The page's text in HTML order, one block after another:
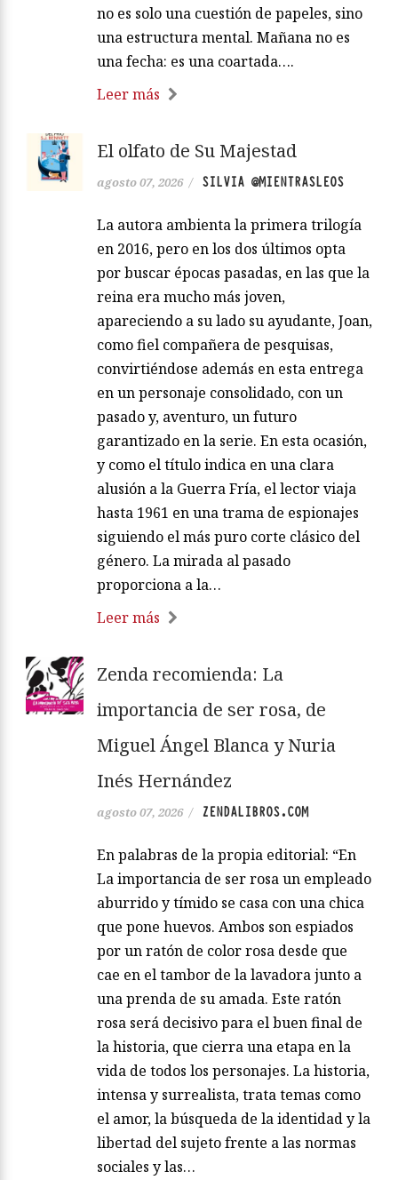
no es solo una cuestión de papeles, sino
una estructura mental. Mañana no es
una fecha: es una coartada….
Leer más
El olfato de Su Majestad
agosto 07, 2026 / SILVIA @MIENTRASLEOS
La autora ambienta la primera trilogía
en 2016, pero en los dos últimos opta
por buscar épocas pasadas, en las que la
reina era mucho más joven,
apareciendo a su lado su ayudante, Joan,
como fiel compañera de pesquisas,
convirtiéndose además en esta entrega
en un personaje consolidado, con un
pasado y, aventuro, un futuro
garantizado en la serie. En esta ocasión,
y como el título indica en una clara
alusión a la Guerra Fría, el lector viaja
hasta 1961 en una trama de espionajes
siguiendo el más puro corte clásico del
género. La mirada al pasado
proporciona a la…
Leer más
Zenda recomienda: La
importancia de ser rosa, de
Miguel Ángel Blanca y Nuria
Inés Hernández
agosto 07, 2026 / ZENDALIBROS.COM
En palabras de la propia editorial: “En
La importancia de ser rosa un empleado
aburrido y tímido se casa con una chica
que pone huevos. Ambos son espiados
por un ratón de color rosa desde que
cae en el tambor de la lavadora junto a
una prenda de su amada. Este ratón
rosa será decisivo para el buen final de
la historia, que cierra una etapa en la
vida de todos los personajes. La historia,
intensa y surrealista, trata temas como
el amor, la búsqueda de la identidad y la
libertad del sujeto frente a las normas
sociales y las…